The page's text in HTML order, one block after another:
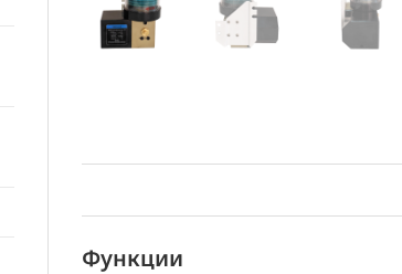
Функции